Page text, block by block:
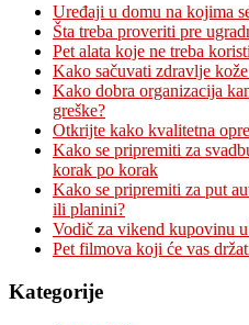
Uređaji u domu na kojima
Šta treba proveriti pre
Pet alata koje ne treba
Kako sačuvati zdravlje
Kako dobra organizacija
greške?
Otkrijte kako kvalitetna
Kako se pripremiti za
korak po korak
Kako se pripremiti za put
ili planini?
Vodič za vikend kupovinu
Pet filmova koji će vas
Kategorije